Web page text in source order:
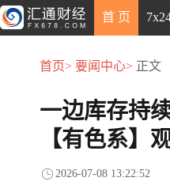
首 页
首页> 要闻中心> 正文
一边库存持
【有色系】
2026-07-08 13:22:52